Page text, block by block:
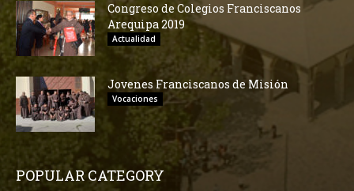
Congreso de Colegios Franciscanos
Arequipa 2019
Actualidad
Jovenes Franciscanos de Misión
Vocaciones
POPULAR CATEGORY